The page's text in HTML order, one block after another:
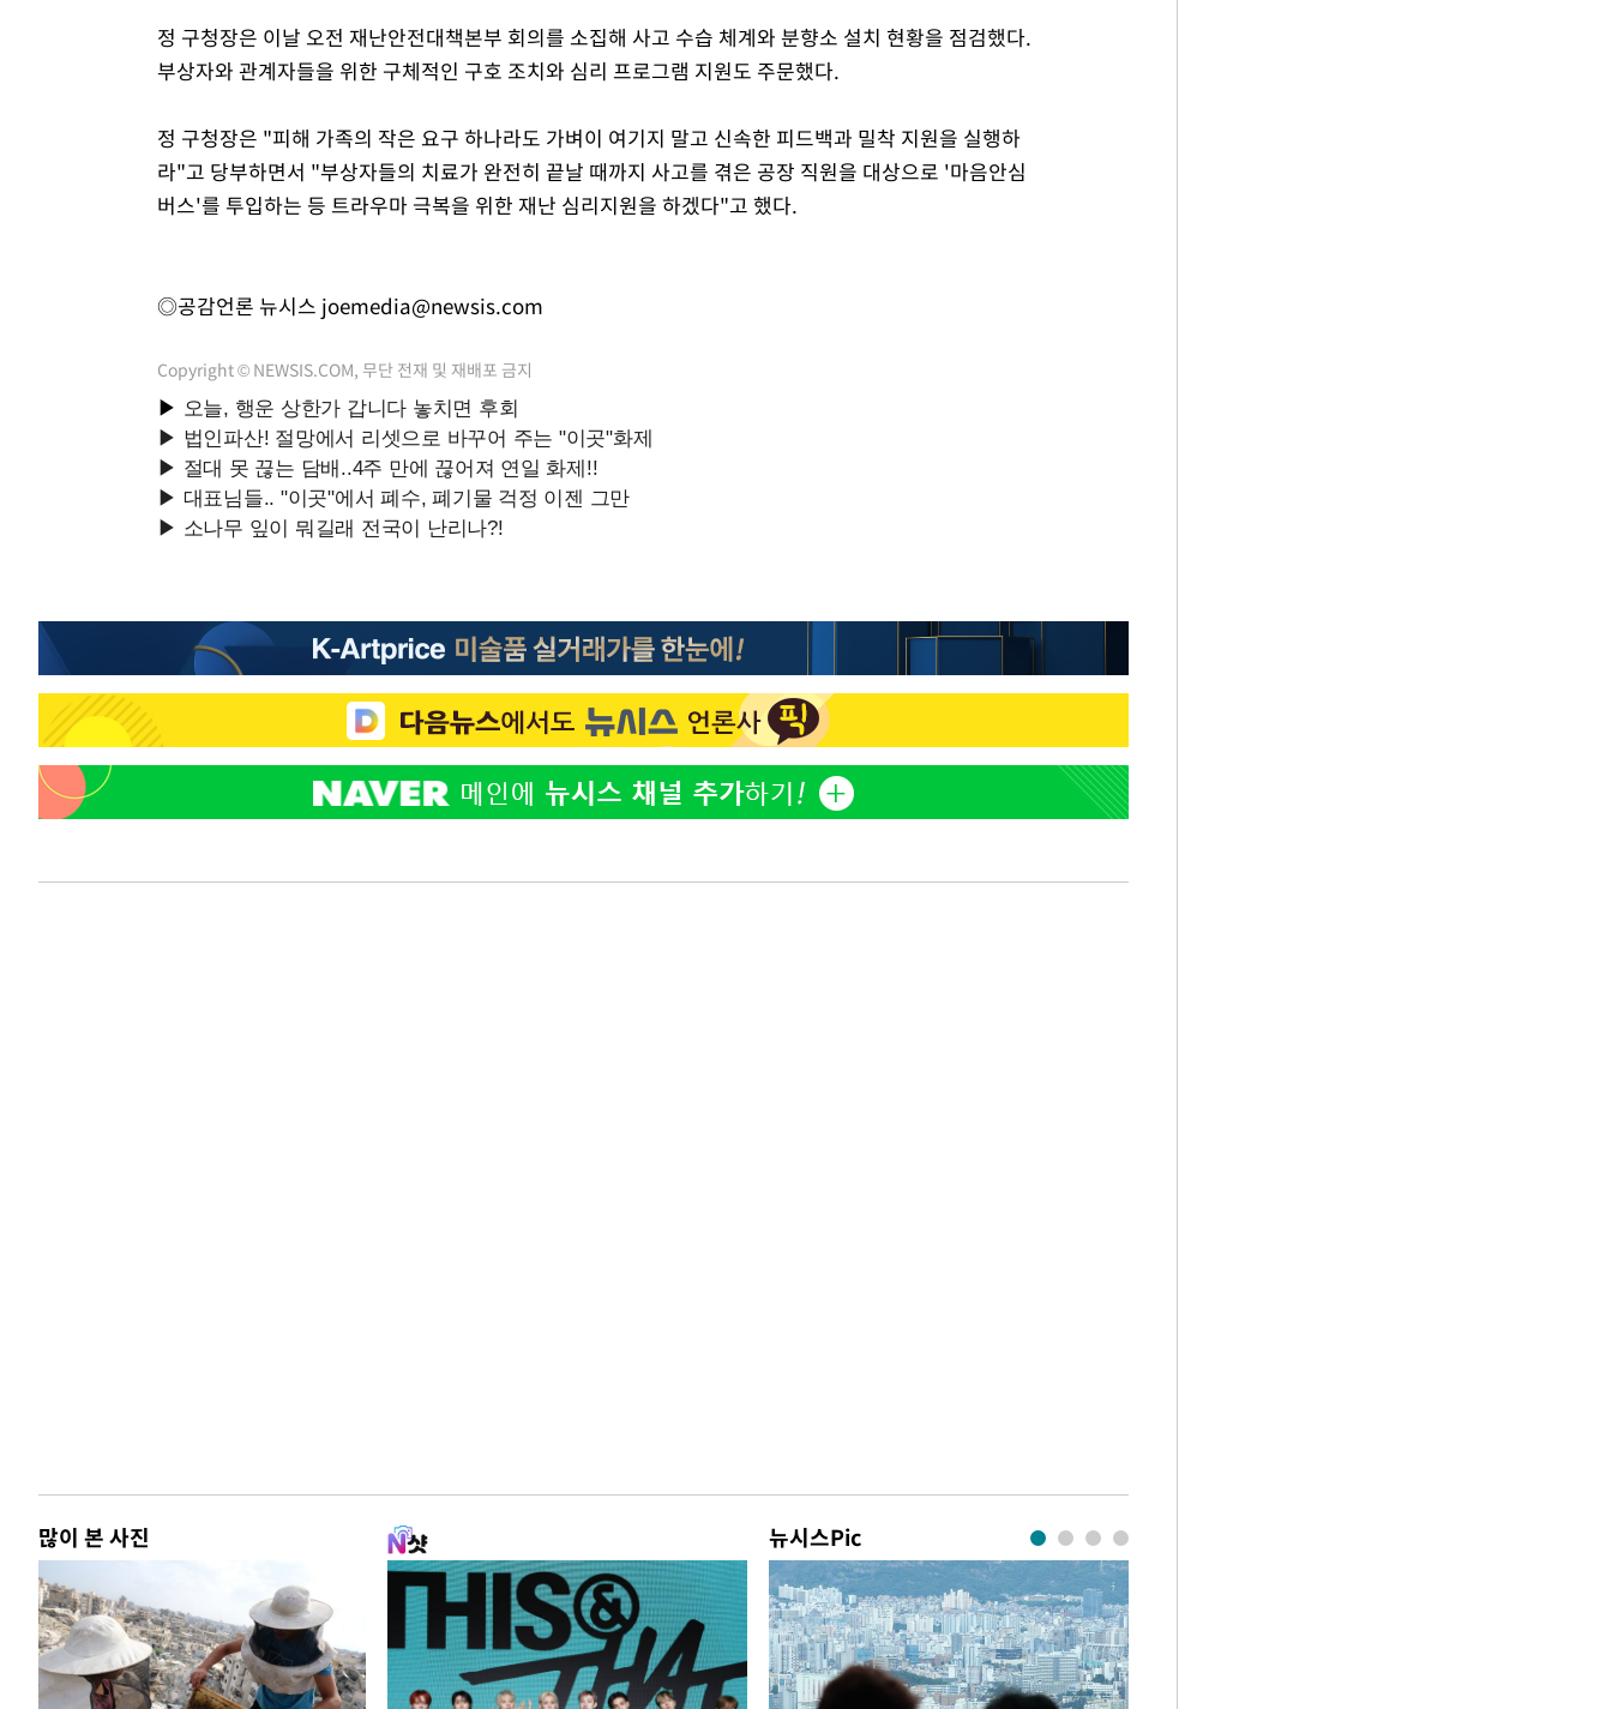
정 구청장은 이날 오전 재난안전대책본부 회의를 소집해 사고 수습 체계와 분향소 설치 현황을 점검했다.
부상자와 관계자들을 위한 구체적인 구호 조치와 심리 프로그램 지원도 주문했다.
정 구청장은 "피해 가족의 작은 요구 하나라도 가벼이 여기지 말고 신속한 피드백과 밀착 지원을 실행하
라"고 당부하면서 "부상자들의 치료가 완전히 끝날 때까지 사고를 겪은 공장 직원을 대상으로 '마음안심
버스'를 투입하는 등 트라우마 극복을 위한 재난 심리지원을 하겠다"고 했다.
◎공감언론 뉴시스 joemedia@newsis.com
Copyright © NEWSIS.COM, 무단 전재 및 재배포 금지
많이 본 사진 뉴시스Pic